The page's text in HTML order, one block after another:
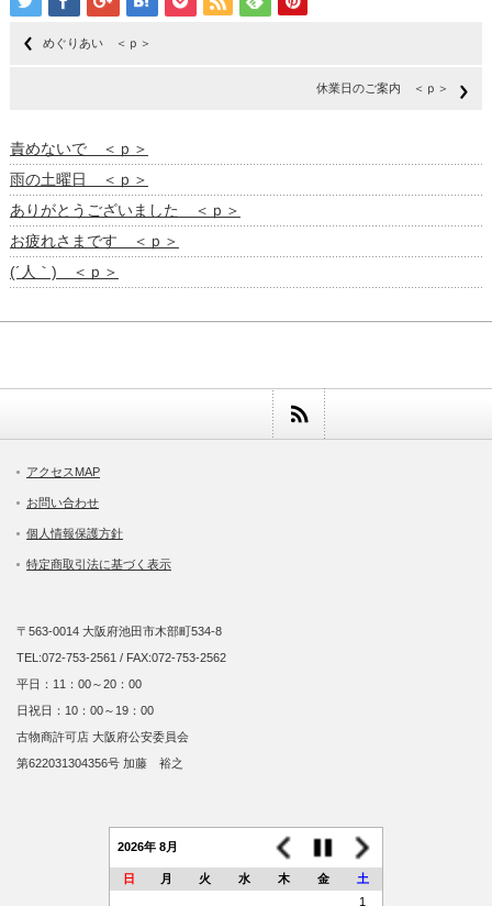
めぐりあい ＜ｐ＞
休業日のご案内 ＜ｐ＞
責めないで ＜ｐ＞
雨の土曜日 ＜ｐ＞
ありがとうございました ＜ｐ＞
お疲れさまです ＜ｐ＞
(´人｀) ＜ｐ＞
アクセスMAP
お問い合わせ
個人情報保護方針
特定商取引法に基づく表示
〒563-0014 大阪府池田市木部町534-8
TEL:072-753-2561 / FAX:072-753-2562
平日：11：00～20：00
日祝日：10：00～19：00
古物商許可店 大阪府公安委員会
第622031304356号 加藤 裕之
2026年 8月
日 月 火 水 木 金
土
1